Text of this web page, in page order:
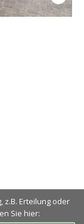
z.B. Erteilung oder
Sie hier: